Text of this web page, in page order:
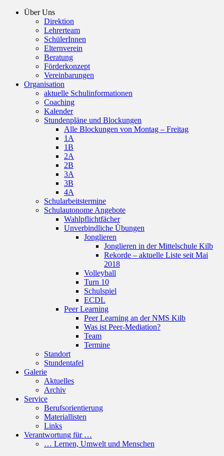
Über Uns
Direktion
Lehrerteam
SchülerInnen
Elternverein
Beratung
Förderkonzept
Vereinbarungen
Organisation
aktuelle Schulinformationen
Coaching
Kalender
Stundenpläne und Blockungen
Alle Blockungen von Montag – Freitag
1A
1B
2A
2B
3A
3B
4A
Schularbeitstermine
Schulautonome Angebote
Wahlpflichtfächer
Unverbindliche Übungen
Jonglieren
Jonglieren in der Mittelschule Kilb
Rekorde – aktuelle Liste seit Mai
2018
Volleyball
Turn 10
Schulspiel
ECDL
Peer Learning
Peer Learning an der NMS Kilb
Was ist Peer-Mediation?
Team
Termine
Standort
Stundentafel
Galerie
Aktuelles
Archiv
Service
Berufsorientierung
Materiallisten
Links
Verantwortung für …
… Lernen, Umwelt und Menschen